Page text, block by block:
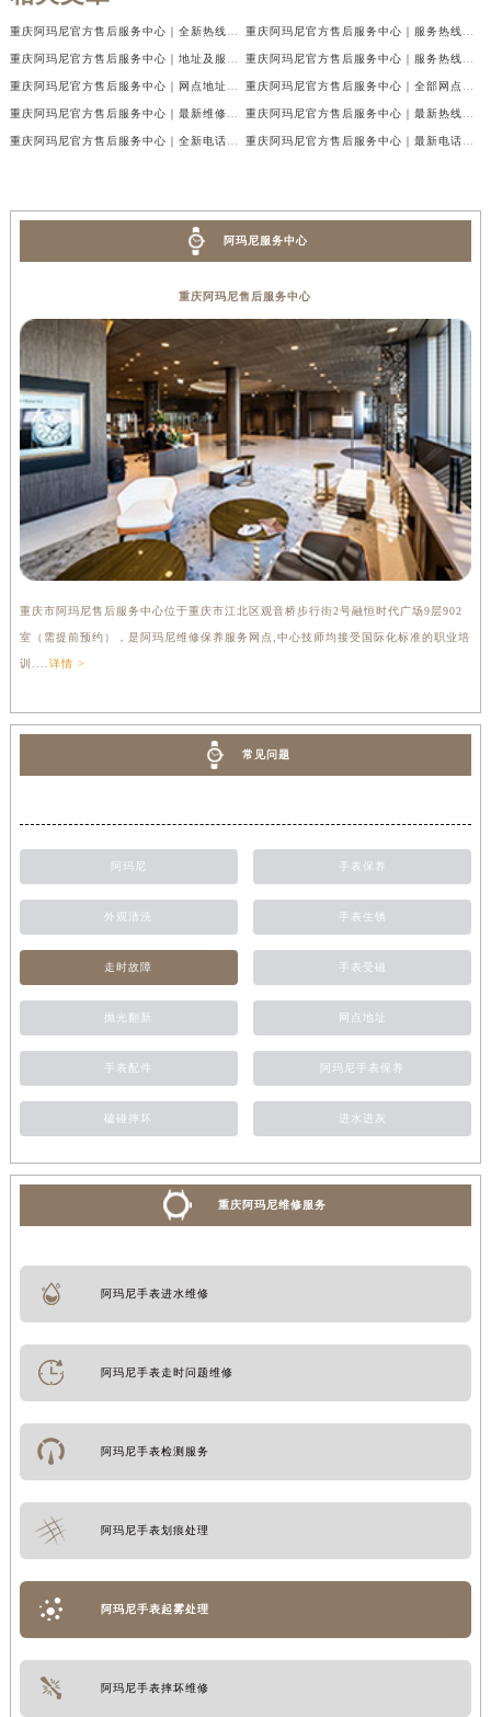
阿玛尼服务中心
重庆阿玛尼售后服务中心
重庆市阿玛尼售后服务中心位于重庆市江北区观音桥步行街2号融恒时代广场9层902
室（需提前预约），是阿玛尼维修保养服务网点,中心技师均接受国际化标准的职业培
训.... 详情 >
常见问题
阿玛尼 手表保养
外观清洗 手表生锈
走时故障 手表受磁
抛光翻新 网点地址
手表配件 阿玛尼手表保养
磕碰摔坏 进水进灰
重庆阿玛尼维修服务
阿玛尼手表进水维修
阿玛尼手表走时问题维修
阿玛尼手表检测服务
阿玛尼手表划痕处理
阿玛尼手表起雾处理
阿玛尼手表摔坏维修